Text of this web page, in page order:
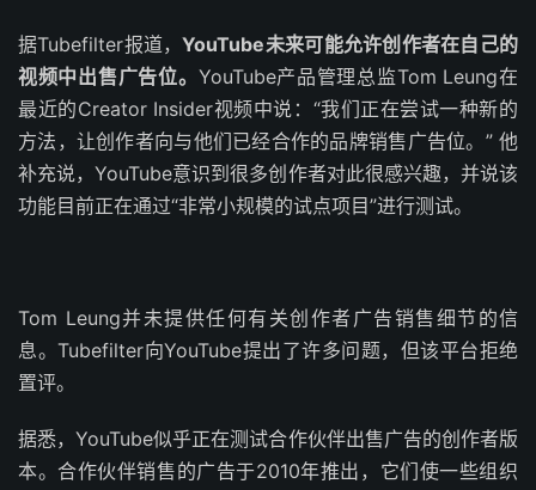
据Tubefilter报道，YouTube未来可能允许创作者在自己的
视频中出售广告位。 YouTube产品管理总监Tom Leung在
最近的Creator Insider视频中说：“我们正在尝试一种新的
方法，让创作者向与他们已经合作的品牌销售广告位。” 他
补充说，YouTube意识到很多创作者对此很感兴趣，并说该
功能目前正在通过“非常小规模的试点项目”进行测试。
Tom Leung并未提供任何有关创作者广告销售细节的信
息。Tubefilter向YouTube提出了许多问题，但该平台拒绝
置评。
据悉，YouTube似乎正在测试合作伙伴出售广告的创作者版
本。合作伙伴销售的广告于2010年推出，它们使一些组织